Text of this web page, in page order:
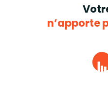
n’apporte